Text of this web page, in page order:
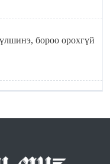
бороо орохгүй